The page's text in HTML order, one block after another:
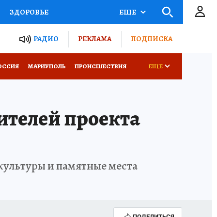
ЗДОРОВЬЕ
РОССИИ
РАБОТА У НАС
ЕЩЕ
РАДИО РЕКЛАМА ПОДПИСКА
МАРИУПОЛЬ ПРОИСШЕСТВИЯ ЕЩЕ
проекта
и памятные места